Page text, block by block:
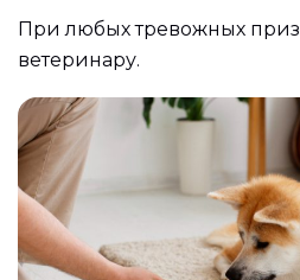
При любых тревожных
ветеринару.